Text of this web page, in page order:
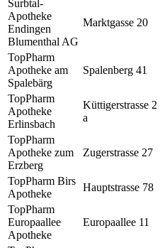
Surbtal-
Apotheke
Endingen
Blumenthal AG
Marktgasse 20
TopPharm
Apotheke am
Spalebärg
Spalenberg 41
TopPharm
Apotheke
Erlinsbach
Küttigerstrasse 2
a
TopPharm
Apotheke zum
Erzberg
Zugerstrasse 27
TopPharm Birs
Apotheke
Hauptstrasse 78
TopPharm
Europaallee
Apotheke
Europaallee 11